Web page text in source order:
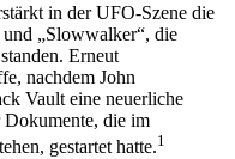
in der UFO-Szene die
und „Slowwalker“, die
Erneut
nachdem John
Vault eine neuerliche
die im
gestartet hatte.1